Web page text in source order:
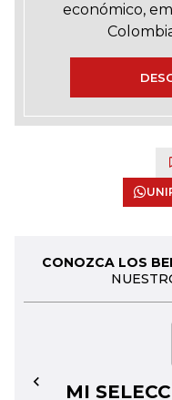
económico,
CONOZCA LOS
MI
←